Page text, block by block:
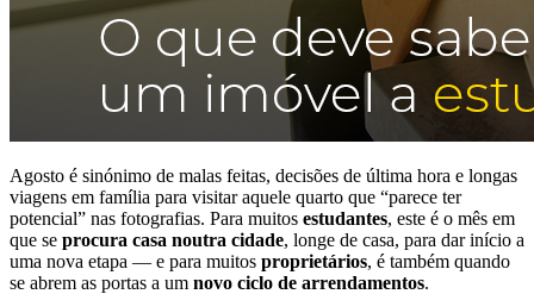
Agosto é sinónimo de malas feitas, decisões de última hora e longas
viagens em família para visitar aquele quarto que “parece ter
potencial” nas fotografias. Para muitos estudantes, este é o mês em
que se procura casa noutra cidade, longe de casa, para dar início a
uma nova etapa — e para muitos proprietários, é também quando
se abrem as portas a um novo ciclo de arrendamentos.